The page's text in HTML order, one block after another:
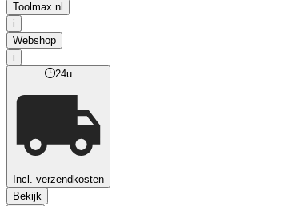
Toolmax.nl
i
Webshop
i
24u
Incl. verzendkosten
Bekijk